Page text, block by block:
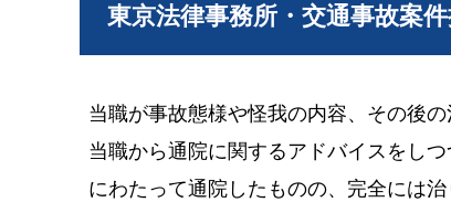
東京法律事務所・交通事故案
当職が事故態様や怪我の内容、その後
当職から通院に関するアドバイスをし
にわたって通院したものの、完全には